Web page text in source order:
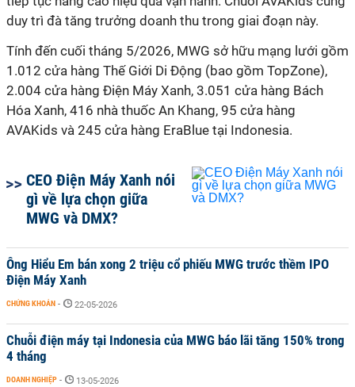
duy trì đà tăng trưởng doanh thu trong giai đoạn này.
Tính đến cuối tháng 5/2026, MWG sở hữu mạng lưới gồm
1.012 cửa hàng Thế Giới Di Động (bao gồm TopZone),
2.004 cửa hàng Điện Máy Xanh, 3.051 cửa hàng Bách
Hóa Xanh, 416 nhà thuốc An Khang, 95 cửa hàng
AVAKids và 245 cửa hàng EraBlue tại Indonesia.
CEO Điện Máy Xanh nói
gì về lựa chọn giữa
MWG và DMX?
Ông Hiểu Em bán xong 2 triệu cổ phiếu MWG trước thềm IPO
Điện Máy Xanh
CHỨNG KHOÁN - 22-05-2026
Chuỗi điện máy tại Indonesia của MWG báo lãi tăng 150% trong
4 tháng
DOANH NGHIỆP - 13-05-2026